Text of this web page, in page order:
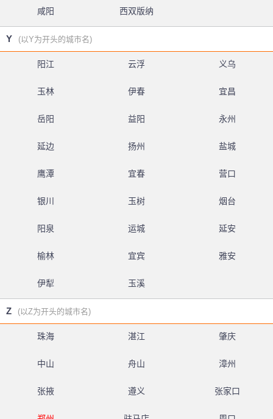
咸阳 西双版纳
Y (以Y为开头的城市名)
阳江 云浮 义乌
玉林 伊春 宜昌
岳阳 益阳 永州
延边 扬州 盐城
鹰潭 宜春 营口
银川 玉树 烟台
阳泉 运城 延安
榆林 宜宾 雅安
伊犁 玉溪
Z (以Z为开头的城市名)
珠海 湛江 肇庆
中山 舟山 漳州
张掖 遵义 张家口